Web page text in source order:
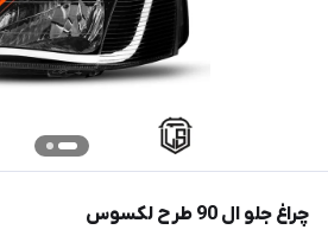
چراغ جلو ال 90 طرح لکسوس